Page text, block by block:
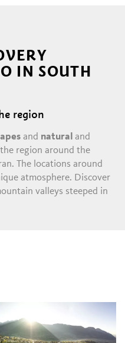
IN SOUTH
region
and natural and
region around the
The locations around
atmosphere. Discover
valleys steeped in